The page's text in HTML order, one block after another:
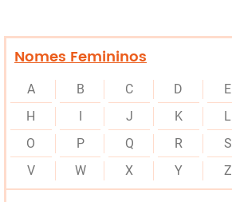
Nomes Femininos
A B C D E
H
J K L
O
P Q R S
V
W X Y Z